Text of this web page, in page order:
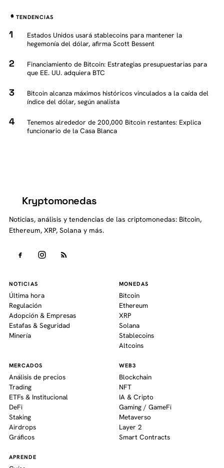
TENDENCIAS
Estados Unidos usará stablecoins para mantener la
hegemonía del dólar, afirma Scott Bessent
Financiamiento de Bitcoin: Estrategias presupuestarias para
que EE. UU. adquiera BTC
Bitcoin alcanza máximos históricos vinculados a la caída del
índice del dólar, según analista
Tenemos alrededor de 200,000 Bitcoin restantes: Explica
funcionario de la Casa Blanca
Kryptomonedas
Noticias, análisis y tendencias de las criptomonedas: Bitcoin,
Ethereum, XRP, Solana y más.
NOTICIAS
Última hora
Regulación
Adopción & Empresas
Estafas & Seguridad
Minería
MONEDAS
Bitcoin
Ethereum
XRP
Solana
Stablecoins
Altcoins
MERCADOS
Análisis de precios
Trading
ETFs & Institucional
DeFi
Staking
Airdrops
Gráficos
WEB3
Blockchain
NFT
IA & Cripto
Gaming / GameFi
Metaverso
Layer 2
Smart Contracts
APRENDE